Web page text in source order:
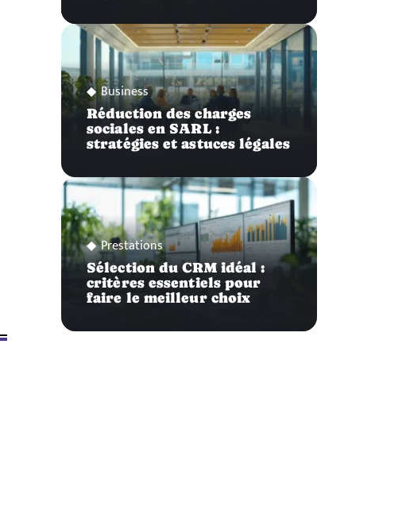
Business
Réduction des charges
sociales en SARL :
stratégies et astuces légales
Prestations
Sélection du CRM idéal :
critères essentiels pour
faire le meilleur choix